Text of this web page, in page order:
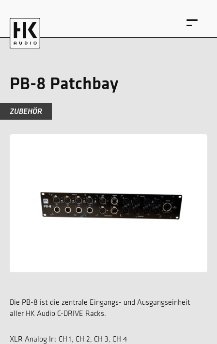
PB-8 Patchbay
ZUBEHÖR
Die PB-8 ist die zentrale Eingangs- und Ausgangseinheit
aller HK Audio C-DRIVE Racks.
XLR Analog In: CH 1, CH 2, CH 3, CH 4